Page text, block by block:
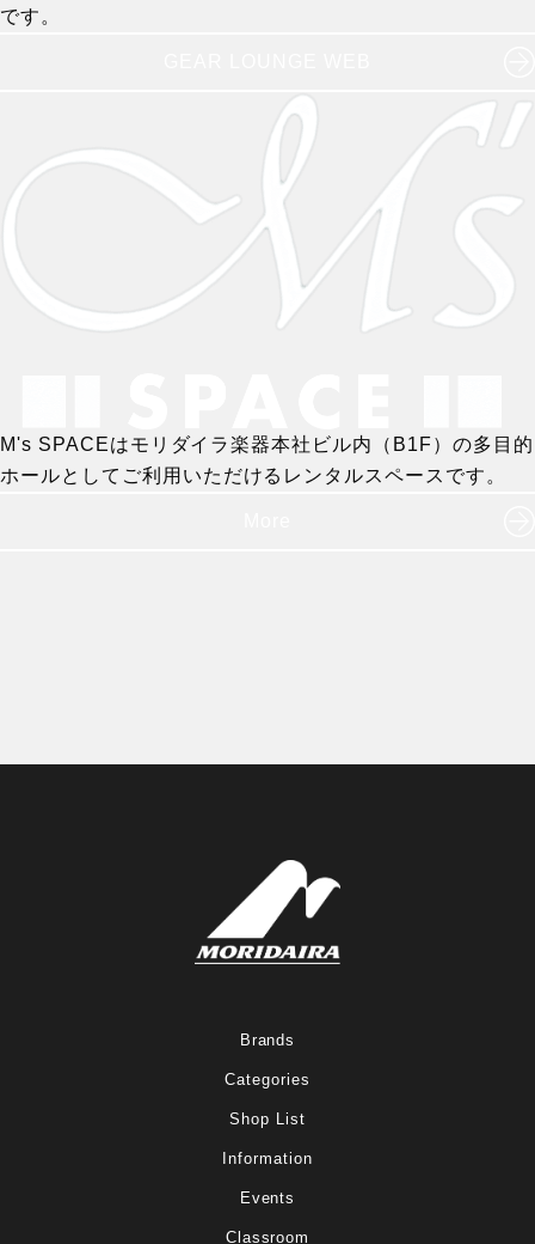
です。
M's SPACEはモリダイラ楽器本社ビル内（B1F）の多目的
ホールとしてご利用いただけるレンタルスペースです。
Brands
Categories
Shop List
Information
Events
Classroom